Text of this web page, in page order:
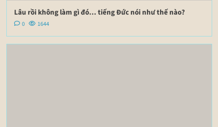
Lâu rồi không làm gì đó… tiếng Đức nói như thế nào?
0 1644